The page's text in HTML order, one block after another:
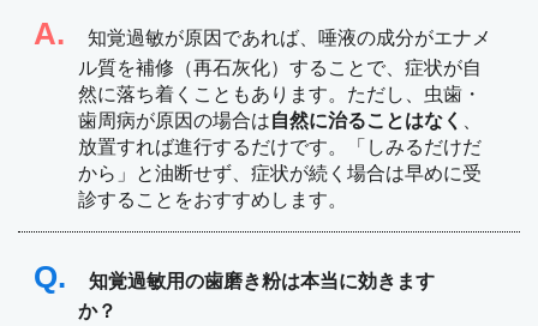
A.
知覚過敏が原因であれば、唾液の成分がエナメ
ル質を補修（再石灰化）することで、症状が自
然に落ち着くこともあります。ただし、虫歯・
歯周病が原因の場合は自然に治ることはなく 、
放置すれば進行するだけです。「しみるだけだ
から」と油断せず、症状が続く場合は早めに受
診することをおすすめします。
Q.
知覚過敏用の歯磨き粉は本当に効きます
か？